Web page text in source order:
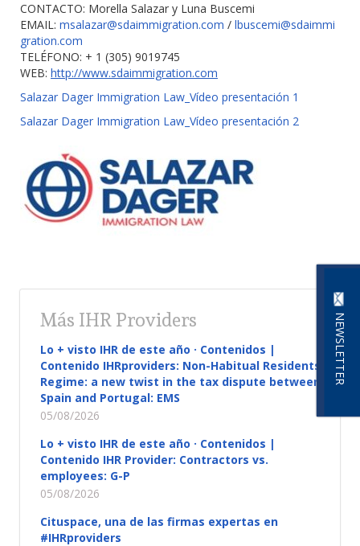
NEWSLETTER
CONTACTO: Morella Salazar y Luna Buscemi
EMAIL: msalazar@sdaimmigration.com / lbuscemi@sdaimmi
gration.com
TELÉFONO: + 1 (305) 9019745
WEB: http://www.sdaimmigration.com
Salazar Dager Immigration Law_Vídeo presentación 1
Salazar Dager Immigration Law_Vídeo presentación 2
Más IHR Providers
Lo + visto IHR de este año · Contenidos |
Contenido IHRproviders: Non-Habitual Residents
Regime: a new twist in the tax dispute between
Spain and Portugal: EMS
05/08/2026
Lo + visto IHR de este año · Contenidos |
Contenido IHR Provider: Contractors vs.
employees: G-P
05/08/2026
Cituspace, una de las firmas expertas en
#IHRproviders